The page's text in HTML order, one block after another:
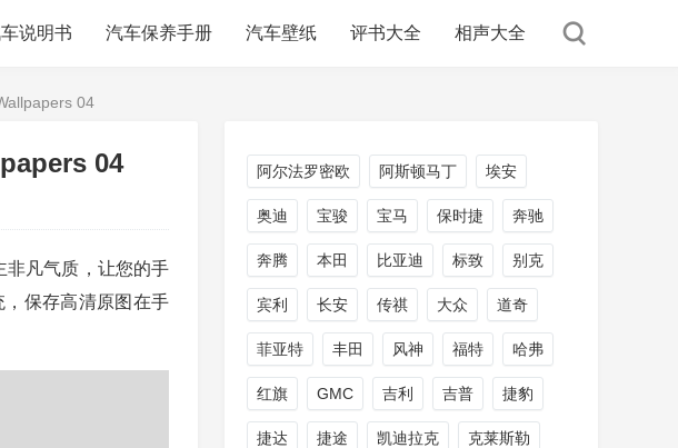
说明书 汽车保养手册 汽车壁纸 评书大全 相声大全
04
04
非凡气质，让您的手
保存高清原图在手
阿尔法罗密欧 阿斯顿马丁 埃安
奥迪 宝骏 宝马 保时捷 奔驰
奔腾 本田 比亚迪 标致 别克
宾利 长安 传祺 大众 道奇
菲亚特 丰田 风神 福特 哈弗
红旗 GMC 吉利 吉普 捷豹
捷达 捷途 凯迪拉克 克莱斯勒